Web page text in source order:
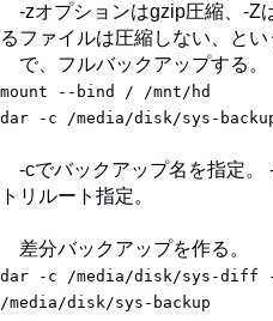
-zオプションはgzip圧縮、-Z
るファイルは圧縮しない、とい
で、フルバックアップする。
mount --bind / /mnt/hd
dar -c /media/disk/sys-
-cでバックアップ名を指定。
トリルート指定。
差分バックアップを作る。
dar -c /media/disk/sys-diff -
/media/disk/sys-backup